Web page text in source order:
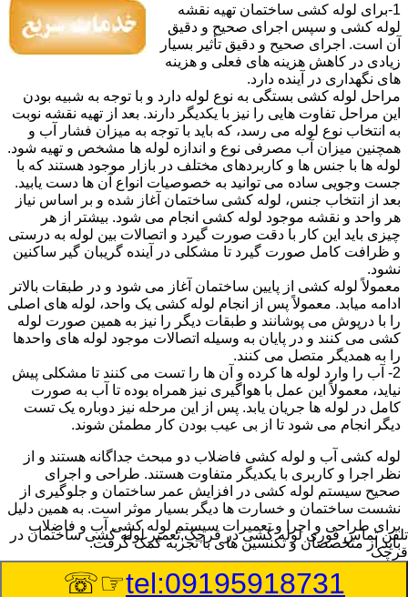
1-برای لوله کشی ساختمان تهیه نقشه
لوله کشی و سپس اجرای صحیح و دقیق
آن است. اجرای صحیح و دقیق تأثیر بسیار
زیادی در کاهش هزینه های فعلی و هزینه
های نگهداری در آینده دارد.
مراحل لوله کشی بستگی به نوع لوله دارد و با توجه به شبیه بودن
این مراحل تفاوت هایی را نیز با یکدیگر دارند. بعد از تهیه نقشه نوبت
به انتخاب نوع لوله می رسد، که باید با توجه به میزان فشار آب و
همچنین میزان آب مصرفی نوع و اندازه لوله ها مشخص و تهیه شود.
لوله ها با جنس ها و کاربردهای مختلف در بازار موجود هستند که با
جست وجویی ساده می توانید به خصوصیات انواع آن ها دست یابید.
بعد از انتخاب جنس، لوله کشی ساختمان آغاز شده و بر اساس نیاز
هر واحد و نقشه موجود لوله کشی انجام می شود. بیشتر از هر
چیزی باید این کار با دقت صورت گیرد و اتصالات بین لوله به درستی
و ظرافت کامل صورت گیرد تا مشکلی در آینده گریبان گیر ساکنین
نشود.
معمولاً لوله کشی از پایین ساختمان آغاز می شود و در طبقات بالاتر
ادامه میابد. معمولاً پس از انجام لوله کشی یک واحد، لوله های اصلی
را با درپوش می پوشانند و طبقات دیگر را نیز به همین صورت لوله
کشی می کنند و در پایان به وسیله اتصالات موجود لوله های واحدها
را به همدیگر متصل می کنند.
2- آب را وارد لوله ها کرده و آن ها را تست می کنند تا مشکلی پیش
نیاید، معمولاً این عمل با هواگیری نیز همراه بوده تا آب به صورت
کامل در لوله ها جریان یابد. پس از این مرحله نیز دوباره یک تست
دیگر انجام می شود تا از بی عیب بودن کار مطمئن شوند.
لوله کشی آب و لوله کشی فاضلاب دو مبحث جداگانه هستند و از
نظر اجرا و کاربری با یکدیگر متفاوت هستند. طراحی و اجرای
صحیح سیستم لوله کشی در افزایش عمر ساختمان و جلوگیری از
نشست ساختمان و خسارت ها دیگر بسیار موثر است. به همین دلیل
برای طراحی و اجرا و تعمیرات سیستم لوله کشی آب و فاضلاب
باید از متخصصان و تکنسین های با تجربه کمک گرفت.
:Published Date
تلفن تماس فوریلوله کشی در قرچک,تعمیر لوله کشی ساختمان در
قرچک
tel:09195918731
☞☏